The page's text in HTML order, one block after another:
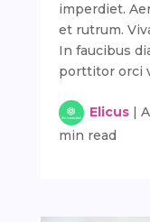
imperdiet.
et rutrum.
In faucibus
porttitor orci
Elicus|
min read